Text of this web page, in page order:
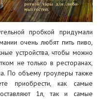
пробкой придумали
очень любят пить пиво,
устройства, чтобы можно
не только в ресторанах,
По объему гроулеры также
приобрести, как самые
1л, так и самые